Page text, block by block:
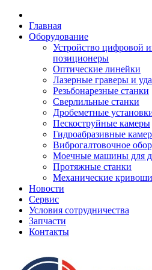
Главная
Оборудование
Устройство цифровой
позиционеры
Оптические линейки
Лазерные граверы и
Резьбонарезные станки
Сверлильные станки
Дробеметные
Пескоструйные камеры
Гидроабразивные
Виброгалтовочное
Моечные машины для
Протяжные станки
Механические
Новости
Сервис
Условия сотрудничества
Запчасти
Контакты